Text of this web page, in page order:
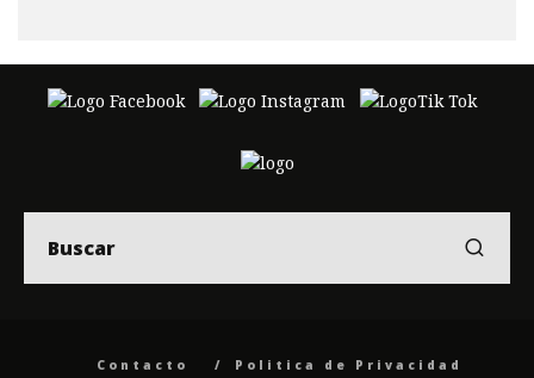
Contacto
Politica de Privacidad